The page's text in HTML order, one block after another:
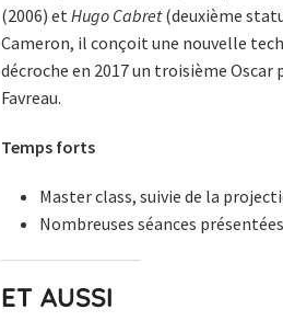
(2006) et Hugo Cabret(deuxième
Cameron, il conçoit une nouvelle
décroche en 2017 un troisième Oscar
Favreau.
Temps forts
Master class, suivie de la
Nombreuses séances présentées
ET AUSSI